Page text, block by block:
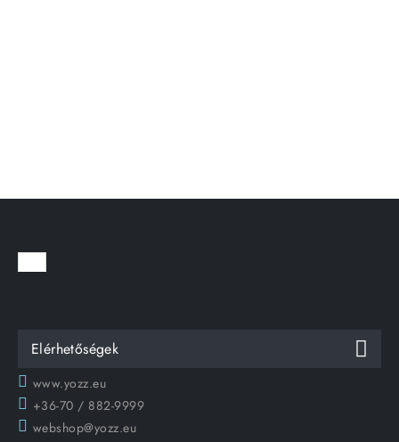
Elérhetőségek
www.yozz.eu
+36-70 / 882-9999
webshop@yozz.eu